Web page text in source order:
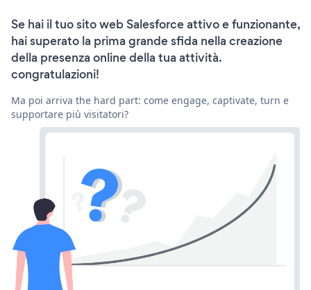
Se hai il tuo sito web Salesforce attivo e funzionante,
hai superato la prima grande sfida nella creazione
della presenza online della tua attività.
congratulazioni!
Ma poi arriva the hard part: come engage, captivate, turn e
supportare più visitatori?